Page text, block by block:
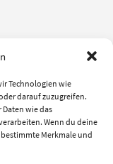
Technologien wie
darauf zuzugreifen.
wie das
Wenn du deine
Merkmale und